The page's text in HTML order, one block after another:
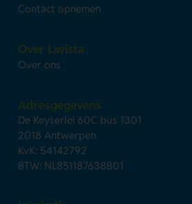
Contact opnemen
Over Lavista
Over ons
Adresgegevens
De Keyserlei 60C bus 1301
2018 Antwerpen
KvK: 54142792
BTW: NL851187638B01